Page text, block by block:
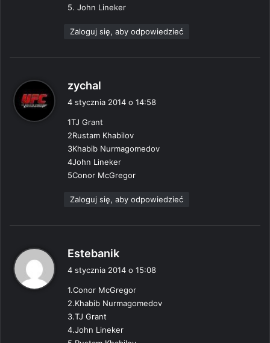
5. John Lineker
Zaloguj się, aby odpowiedzieć
zychal
z
e
:
4 stycznia 2014 o 14:58
1TJ Grant
2Rustam Khabilov
3Khabib Nurmagomedov
4John Lineker
5Conor McGregor
Zaloguj się, aby odpowiedzieć
Estebanik
z
e
4 stycznia 2014 o 15:08
1.Conor McGregor
2.Khabib Nurmagomedov
3.TJ Grant
4.John Lineker